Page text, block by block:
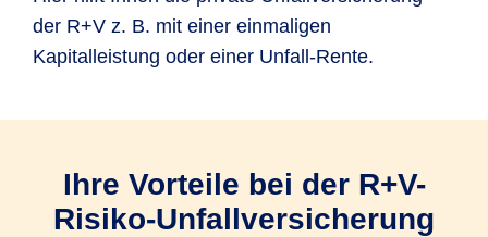
der R+V z. B. mit einer einmaligen
Kapitalleistung oder einer Unfall-Rente.
Ihre Vorteile bei der R+V-
Risiko-Unfallversicherung